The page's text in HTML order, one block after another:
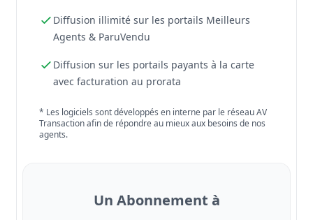
Diffusion illimité sur les portails Meilleurs
Agents & ParuVendu
Diffusion sur les portails payants à la carte
avec facturation au prorata
* Les logiciels sont développés en interne par le réseau AV
Transaction afin de répondre au mieux aux besoins de nos
agents.
Un Abonnement à